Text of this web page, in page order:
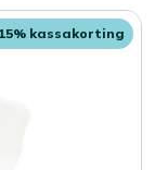
kassakorting